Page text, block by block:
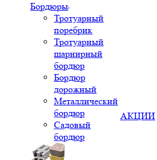
Бордюры
Тротуарный
поребрик
Тротуарный
шарнирный
бордюр
Бордюр
дорожный
Металлический
бордюр
Садовый
бордюр
АКЦИИ